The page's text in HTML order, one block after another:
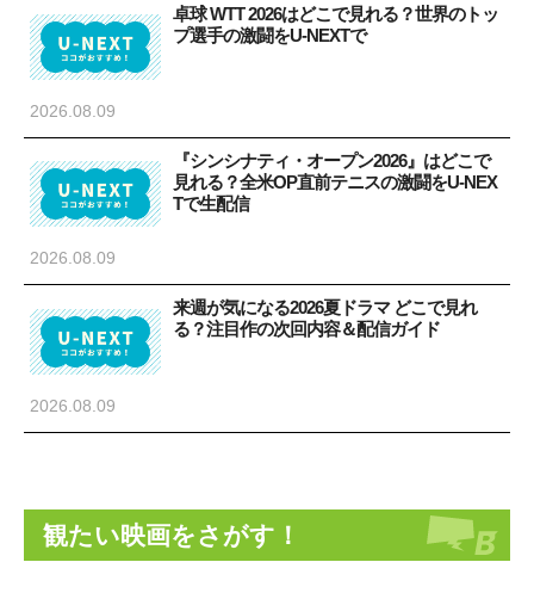
卓球 WTT 2026はどこで見れる？世界のトッ
プ選手の激闘をU-NEXTで
2026.08.09
『シンシナティ・オープン2026』はどこで
見れる？全米OP直前テニスの激闘をU-NEX
Tで生配信
2026.08.09
来週が気になる2026夏ドラマ どこで見れ
る？注目作の次回内容＆配信ガイド
2026.08.09
観たい映画をさがす！